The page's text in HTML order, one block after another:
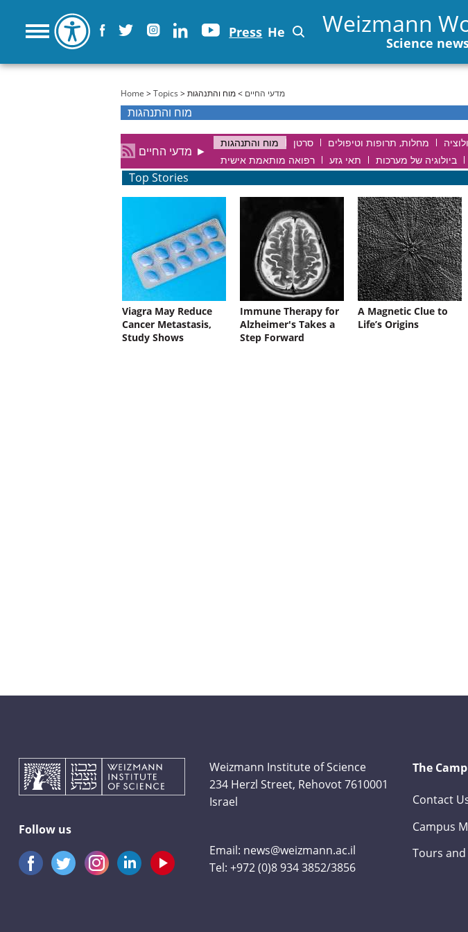
Press He Weizmann
Science
You are here
Home >Topics > מדעי החיים > מוח והתנהגות
מוח והתנהגות
מדעי החיים ►
מוח והתנהגות סרטן מחלות, תרופות וטיפולים
רפואה מותאמת אישית
תאי גזע ביולוגיה של מערכות
Top Stories
Viagra May Reduce
Cancer Metastasis,
Study Shows
Immune Therapy for
Alzheimer's Takes a
Step Forward
A Magnetic Clue to
Life’s Origins
Follow us
Weizmann Institute of Science
234 Herzl Street, Rehovot 7610001
Israel
Email: news@weizmann.ac.il
Tel:+972 (0)8 934 3852/3856
The
Contact
Campus
Tours